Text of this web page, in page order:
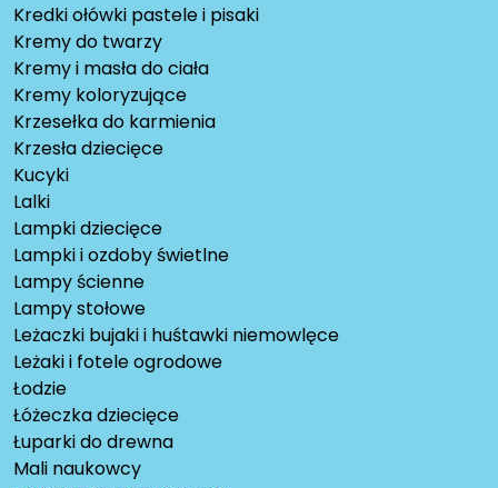
Kredki ołówki pastele i pisaki
Kremy do twarzy
Kremy i masła do ciała
Kremy koloryzujące
Krzesełka do karmienia
Krzesła dziecięce
Kucyki
Lalki
Lampki dziecięce
Lampki i ozdoby świetlne
Lampy ścienne
Lampy stołowe
Leżaczki bujaki i huśtawki niemowlęce
Leżaki i fotele ogrodowe
Łodzie
Łóżeczka dziecięce
Łuparki do drewna
Mali naukowcy